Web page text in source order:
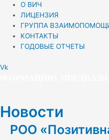
О ВИЧ
ЛИЦЕНЗИЯ
ГРУППА
КОНТАКТЫ
ГОДОВЫЕ ОТЧЕТЫ
Vk
Новости
РОО